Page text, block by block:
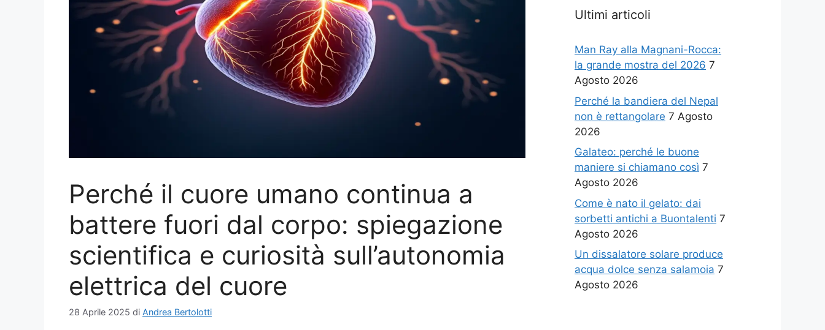
Perché il cuore umano continua a
battere fuori dal corpo: spiegazione
scientifica e curiosità sull’autonomia
elettrica del cuore
28 Aprile 2025 di Andrea Bertolotti
Ultimi articoli
Man Ray alla Magnani-Rocca:
la grande mostra del 2026 7
Agosto 2026
Perché la bandiera del Nepal
non è rettangolare 7 Agosto
2026
Galateo: perché le buone
maniere si chiamano così 7
Agosto 2026
Come è nato il gelato: dai
sorbetti antichi a Buontalenti 7
Agosto 2026
Un dissalatore solare produce
acqua dolce senza salamoia 7
Agosto 2026